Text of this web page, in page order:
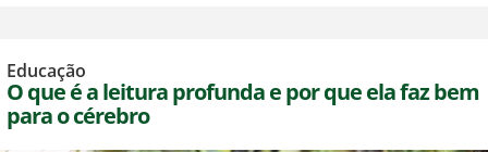
Educação
O que é a leitura profunda e por que ela faz bem
para o cérebro